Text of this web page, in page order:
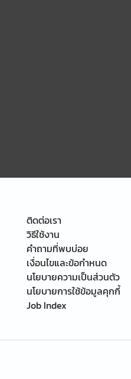
ติดต่อเรา
วิธีใช้งาน
คำถามที่พบบ่อย
เงื่อนไขและข้อกำหนด
นโยบายความเป็นส่วนตัว
นโยบายการใช้ข้อมูลคุกกี้
Job Index